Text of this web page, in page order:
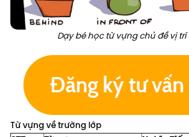
Dạy bé học từ vựng chủ đề vị
Từ vựng về trường lớp